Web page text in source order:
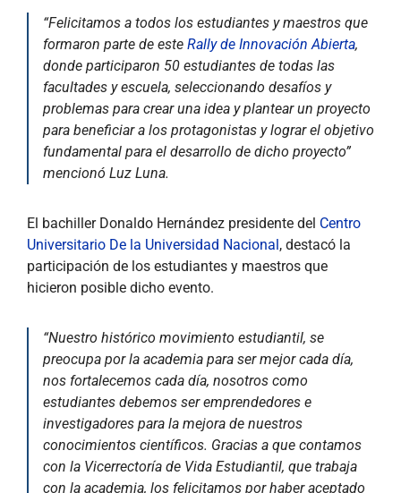
“Felicitamos a todos los estudiantes y maestros que
formaron parte de este Rally de Innovación Abierta,
donde participaron 50 estudiantes de todas las
facultades y escuela, seleccionando desafíos y
problemas para crear una idea y plantear un proyecto
para beneficiar a los protagonistas y lograr el objetivo
fundamental para el desarrollo de dicho proyecto”
mencionó Luz Luna.
El bachiller Donaldo Hernández presidente del Centro
Universitario De la Universidad Nacional, destacó la
participación de los estudiantes y maestros que
hicieron posible dicho evento.
“Nuestro histórico movimiento estudiantil, se
preocupa por la academia para ser mejor cada día,
nos fortalecemos cada día, nosotros como
estudiantes debemos ser emprendedores e
investigadores para la mejora de nuestros
conocimientos científicos. Gracias a que contamos
con la Vicerrectoría de Vida Estudiantil, que trabaja
con la academia, los felicitamos por haber aceptado